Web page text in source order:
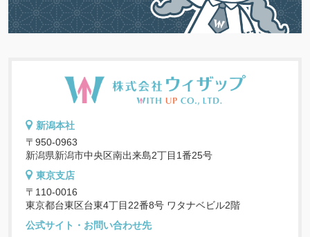
新潟本社
〒950-0963
新潟県新潟市中央区南出来島2丁目1番25号
東京支店
〒110-0016
東京都台東区台東4丁目22番8号 ワタナベビル2階
公式サイト・お問い合わせ先